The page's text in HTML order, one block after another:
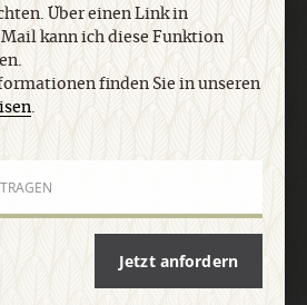
Jetzt anmelden
Über einen Link in
kann ich diese Funktion
finden Sie in unseren
.
Jetzt anfordern